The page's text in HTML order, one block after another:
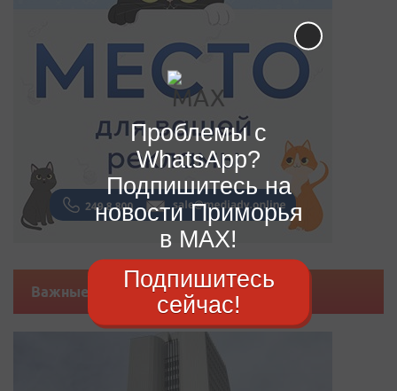
Важные новости
Проблемы с
WhatsApp?
Подпишитесь на
новости Приморья
в MAX!
Подпишитесь
сейчас!